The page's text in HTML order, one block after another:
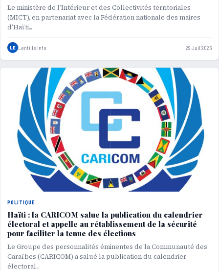
Le ministère de l’Intérieur et des Collectivités territoriales
(MICT), en partenariat avec la Fédération nationale des maires
d’Haïti...
LE Lentille Info 29 Juil 2026
POLITIQUE
Haïti : la CARICOM salue la publication du calendrier
électoral et appelle au rétablissement de la sécurité
pour faciliter la tenue des élections
Le Groupe des personnalités éminentes de la Communauté des
Caraïbes (CARICOM) a salué la publication du calendrier
électoral...